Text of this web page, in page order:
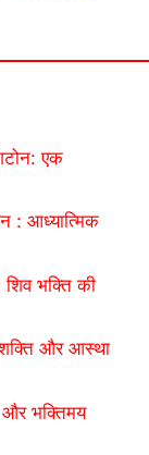
एक
: आध्यात्मिक
भक्ति की
और आस्था
भक्तिमय